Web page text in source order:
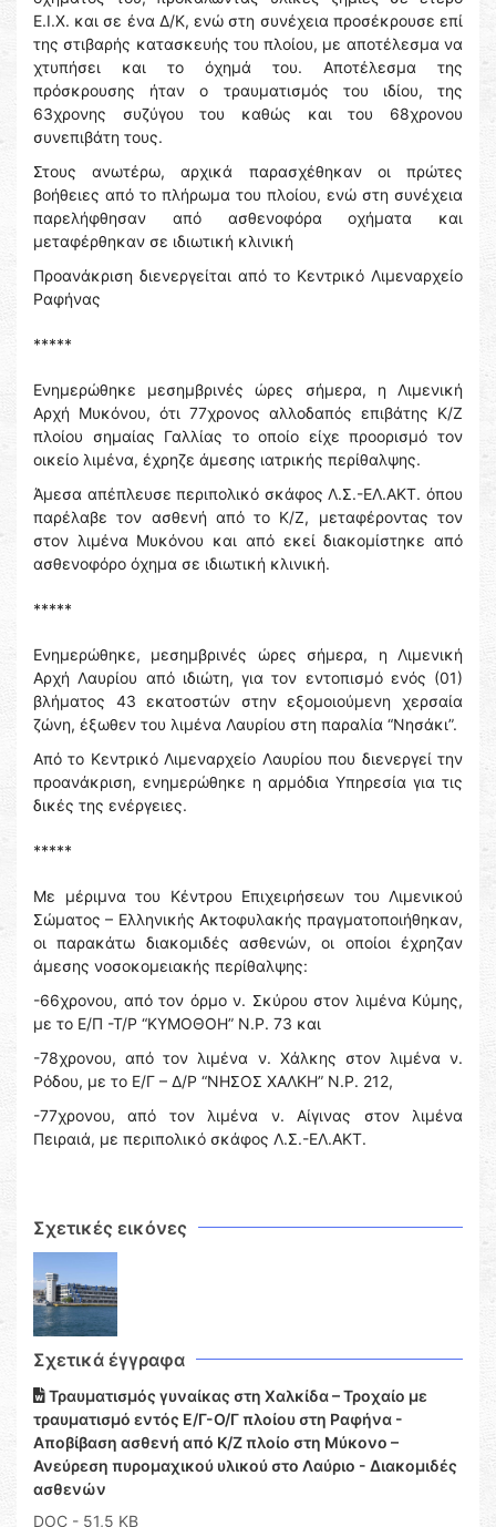
Ε.Ι.Χ. και σε ένα Δ/Κ, ενώ στη συνέχεια προσέκρουσε επί
της στιβαρής κατασκευής του πλοίου, με αποτέλεσμα να
χτυπήσει και το όχημά του. Αποτέλεσμα της
πρόσκρουσης ήταν ο τραυματισμός του ιδίου, της
63χρονης συζύγου του καθώς και του 68χρονου
συνεπιβάτη τους.
Στους ανωτέρω, αρχικά παρασχέθηκαν οι πρώτες
βοήθειες από το πλήρωμα του πλοίου, ενώ στη συνέχεια
παρελήφθησαν από ασθενοφόρα οχήματα και
μεταφέρθηκαν σε ιδιωτική κλινική
Προανάκριση διενεργείται από το Κεντρικό Λιμεναρχείο
Ραφήνας
*****
Ενημερώθηκε μεσημβρινές ώρες σήμερα, η Λιμενική
Αρχή Μυκόνου, ότι 77χρονος αλλοδαπός επιβάτης Κ/Ζ
πλοίου σημαίας Γαλλίας το οποίο είχε προορισμό τον
οικείο λιμένα, έχρηζε άμεσης ιατρικής περίθαλψης.
Άμεσα απέπλευσε περιπολικό σκάφος Λ.Σ.-ΕΛ.ΑΚΤ. όπου
παρέλαβε τον ασθενή από το Κ/Ζ, μεταφέροντας τον
στον λιμένα Μυκόνου και από εκεί διακομίστηκε από
ασθενοφόρο όχημα σε ιδιωτική κλινική.
*****
Ενημερώθηκε, μεσημβρινές ώρες σήμερα, η Λιμενική
Αρχή Λαυρίου από ιδιώτη, για τον εντοπισμό ενός (01)
βλήματος 43 εκατοστών στην εξομοιούμενη χερσαία
ζώνη, έξωθεν του λιμένα Λαυρίου στη παραλία “Νησάκι”.
Από το Κεντρικό Λιμεναρχείο Λαυρίου που διενεργεί την
προανάκριση, ενημερώθηκε η αρμόδια Υπηρεσία για τις
δικές της ενέργειες.
*****
Με μέριμνα του Κέντρου Επιχειρήσεων του Λιμενικού
Σώματος – Ελληνικής Ακτοφυλακής πραγματοποιήθηκαν,
οι παρακάτω διακομιδές ασθενών, οι οποίοι έχρηζαν
άμεσης νοσοκομειακής περίθαλψης:
-66χρονου, από τον όρμο ν. Σκύρου στον λιμένα Κύμης,
με το Ε/Π -Τ/Ρ “ΚΥΜΟΘΟΗ” Ν.Ρ. 73 και
-78χρονου, από τον λιμένα ν. Χάλκης στον λιμένα ν.
Ρόδου, με το Ε/Γ – Δ/Ρ “ΝΗΣΟΣ ΧΑΛΚΗ” Ν.Ρ. 212,
-77χρονου, από τον λιμένα ν. Αίγινας στον λιμένα
Πειραιά, με περιπολικό σκάφος Λ.Σ.-ΕΛ.ΑΚΤ.
Σχετικές εικόνες
Σχετικά έγγραφα
Τραυματισμός γυναίκας στη Χαλκίδα – Τροχαίο με
τραυματισμό εντός Ε/Γ-Ο/Γ πλοίου στη Ραφήνα -
Αποβίβαση ασθενή από Κ/Ζ πλοίο στη Μύκονο –
Ανεύρεση πυρομαχικού υλικού στο Λαύριο - Διακομιδές
ασθενών
DOC - 51,5 KB